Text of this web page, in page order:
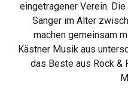
eingetragener Verein. Die
Sänger im Alter
machen gemeinsam
Kästner Musik aus
das Beste aus Rock &